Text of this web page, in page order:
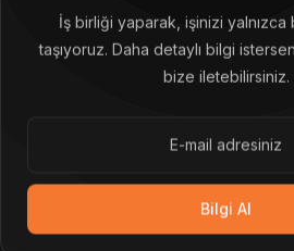
İş birliği yaparak, işinizi yalnızca
taşıyoruz. Daha detaylı bilgi
bize iletebilirsiniz.
Bilgi Al